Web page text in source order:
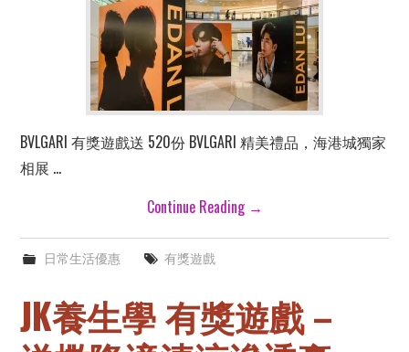
BVLGARI 有獎遊戲送 520份 BVLGARI 精美禮品，海港城獨家
相展 …
Continue Reading →
日常生活優惠 有獎遊戲
JK養生學 有獎遊戲 –